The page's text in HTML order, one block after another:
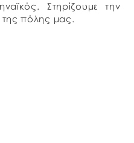
Στηρίζουμε την
πόλης μας.